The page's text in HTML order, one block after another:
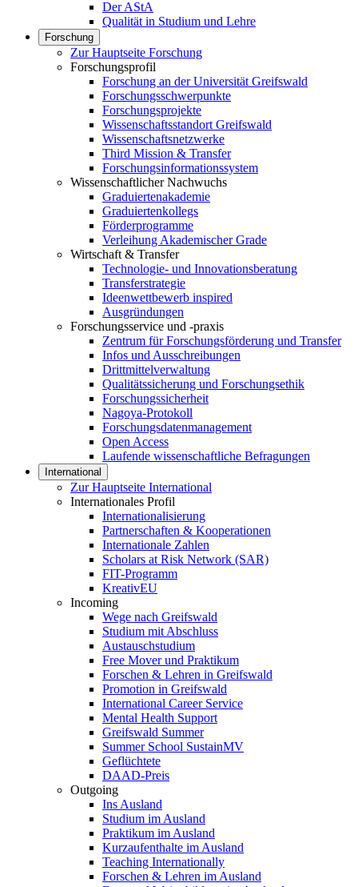
Der AStA
Qualität in Studium und Lehre
Forschung
Zur Hauptseite Forschung
Forschungsprofil
Forschung an der Universität Greifswald
Forschungsschwerpunkte
Forschungsprojekte
Wissenschaftsstandort Greifswald
Wissenschaftsnetzwerke
Third Mission & Transfer
Forschungsinformationssystem
Wissenschaftlicher Nachwuchs
Graduiertenakademie
Graduiertenkollegs
Förderprogramme
Verleihung Akademischer Grade
Wirtschaft & Transfer
Technologie- und Innovationsberatung
Transferstrategie
Ideenwettbewerb inspired
Ausgründungen
Forschungsservice und -praxis
Zentrum für Forschungsförderung und Transfer
Infos und Ausschreibungen
Drittmittelverwaltung
Qualitätssicherung und Forschungsethik
Forschungssicherheit
Nagoya-Protokoll
Forschungsdatenmanagement
Open Access
Laufende wissenschaftliche Befragungen
International
Zur Hauptseite International
Internationales Profil
Internationalisierung
Partnerschaften & Kooperationen
Internationale Zahlen
Scholars at Risk Network (SAR)
FIT-Programm
KreativEU
Incoming
Wege nach Greifswald
Studium mit Abschluss
Austauschstudium
Free Mover und Praktikum
Forschen & Lehren in Greifswald
Promotion in Greifswald
International Career Service
Mental Health Support
Greifswald Summer
Summer School SustainMV
Geflüchtete
DAAD-Preis
Outgoing
Ins Ausland
Studium im Ausland
Praktikum im Ausland
Kurzaufenthalte im Ausland
Teaching Internationally
Forschen & Lehren im Ausland